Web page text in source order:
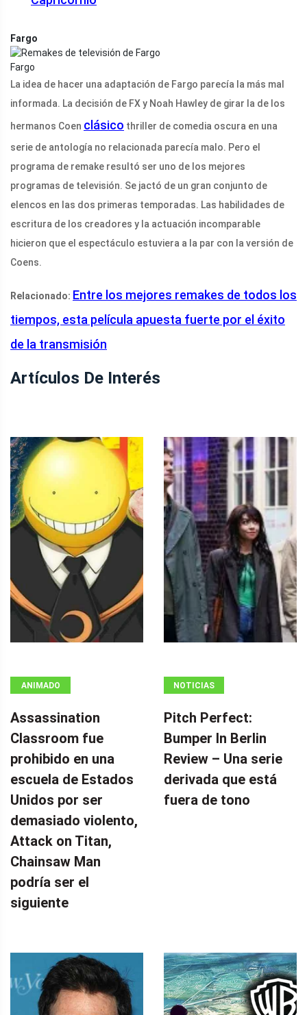
Fargo
Fargo
La idea de hacer una adaptación de Fargo parecía la más mal
informada. La decisión de FX y Noah Hawley de girar la de los
hermanos Coen clásico thriller de comedia oscura en una
serie de antología no relacionada parecía malo. Pero el
programa de remake resultó ser uno de los mejores
programas de televisión. Se jactó de un gran conjunto de
elencos en las dos primeras temporadas. Las habilidades de
escritura de los creadores y la actuación incomparable
hicieron que el espectáculo estuviera a la par con la versión de
Coens.
Relacionado: Entre los mejores remakes de todos los
tiempos, esta película apuesta fuerte por el éxito
de la transmisión
Artículos De Interés
ANIMADO
Assassination
Classroom fue
prohibido en una
escuela de Estados
Unidos por ser
demasiado violento,
Attack on Titan,
Chainsaw Man
podría ser el
siguiente
NOTICIAS
Pitch Perfect:
Bumper In Berlin
Review – Una serie
derivada que está
fuera de tono